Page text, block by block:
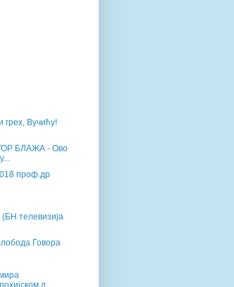
грех, Вучићу!
БЛАЖА - Ово
проф.др
телевизија
Говора
д...